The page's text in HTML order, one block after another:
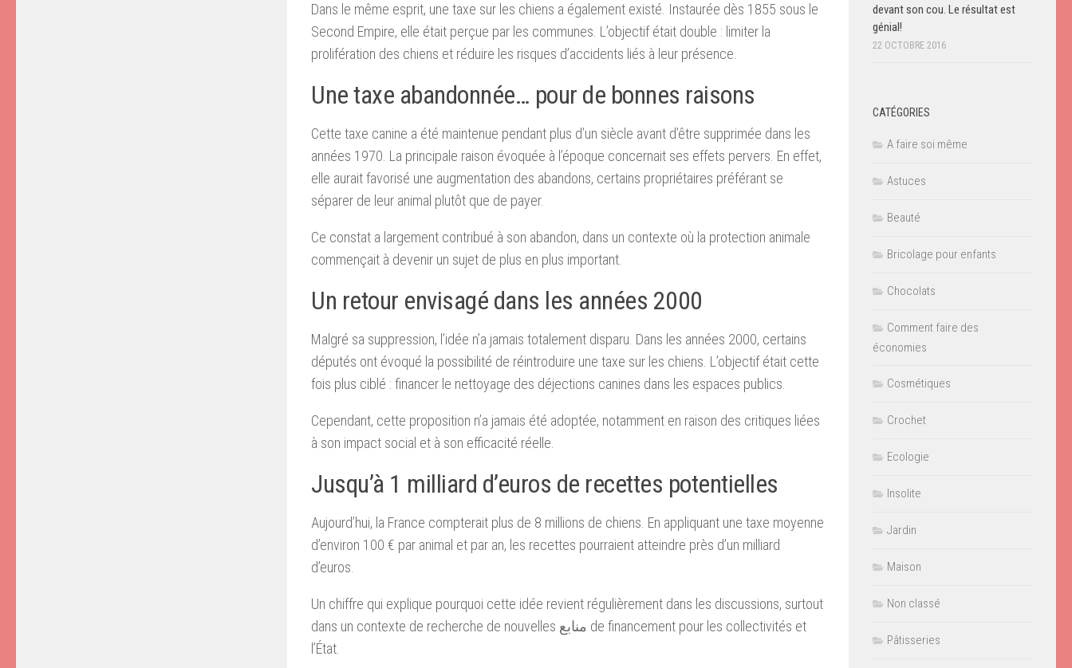
Dans le même esprit, une taxe sur les chiens a également existé. Instaurée dès 1855 sous le
Second Empire, elle était perçue par les communes. L’objectif était double : limiter la
prolifération des chiens et réduire les risques d’accidents liés à leur présence.
Une taxe abandonnée… pour de bonnes raisons
Cette taxe canine a été maintenue pendant plus d’un siècle avant d’être supprimée dans les
années 1970. La principale raison évoquée à l’époque concernait ses effets pervers. En effet,
elle aurait favorisé une augmentation des abandons, certains propriétaires préférant se
séparer de leur animal plutôt que de payer.
Ce constat a largement contribué à son abandon, dans un contexte où la protection animale
commençait à devenir un sujet de plus en plus important.
Un retour envisagé dans les années 2000
Malgré sa suppression, l’idée n’a jamais totalement disparu. Dans les années 2000, certains
députés ont évoqué la possibilité de réintroduire une taxe sur les chiens. L’objectif était cette
fois plus ciblé : financer le nettoyage des déjections canines dans les espaces publics.
Cependant, cette proposition n’a jamais été adoptée, notamment en raison des critiques liées
à son impact social et à son efficacité réelle.
Jusqu’à 1 milliard d’euros de recettes potentielles
Aujourd’hui, la France compterait plus de 8 millions de chiens. En appliquant une taxe moyenne
d’environ 100 € par animal et par an, les recettes pourraient atteindre près d’un milliard
d’euros.
Un chiffre qui explique pourquoi cette idée revient régulièrement dans les discussions, surtout
dans un contexte de recherche de nouvelles منابع de financement pour les collectivités et
l’État.
devant son cou. Le résultat est
génial!
22 OCTOBRE 2016
CATÉGORIES
A faire soi même
Astuces
Beauté
Bricolage pour enfants
Chocolats
Comment faire des
économies
Cosmétiques
Crochet
Ecologie
Insolite
Jardin
Maison
Non classé
Pâtisseries